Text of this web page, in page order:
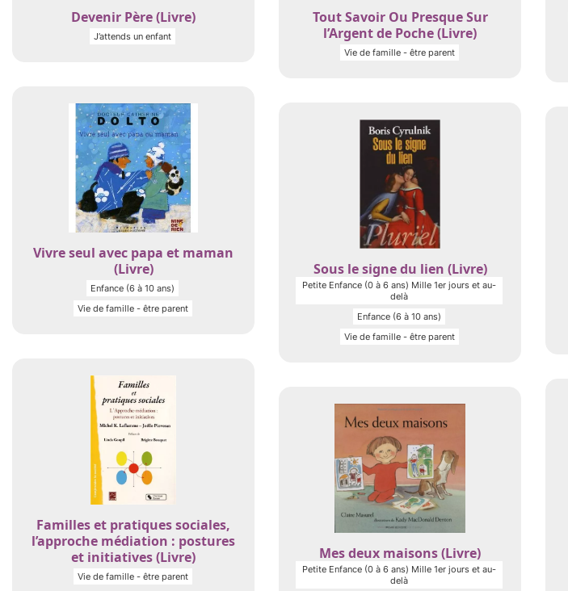
Devenir Père (Livre)
J’attends un enfant
Tout Savoir Ou Presque Sur
l’Argent de Poche (Livre)
Vie de famille - être parent
Vivre seul avec papa et maman
(Livre)
Enfance (6 à 10 ans)
Vie de famille - être parent
Sous le signe du lien (Livre)
Petite Enfance (0 à 6 ans) Mille 1er jours et au-
delà
Enfance (6 à 10 ans)
Vie de famille - être parent
Familles et pratiques sociales,
l’approche médiation : postures
et initiatives (Livre)
Vie de famille - être parent
Mes deux maisons (Livre)
Petite Enfance (0 à 6 ans) Mille 1er jours et au-
delà